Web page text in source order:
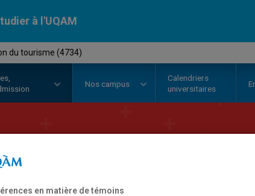
à l'UQAM
du tourisme (4734)
Nos campus
Calendriers
universitaires
Certificat en
en matière de témoins